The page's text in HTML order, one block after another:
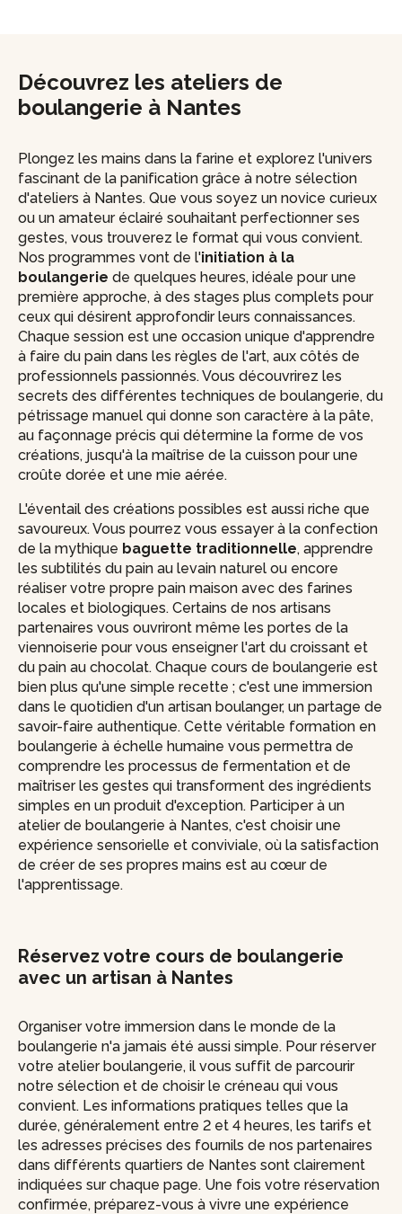
Découvrez les ateliers de
boulangerie à Nantes
Plongez les mains dans la farine et explorez l'univers
fascinant de la panification grâce à notre sélection
d'ateliers à Nantes. Que vous soyez un novice curieux
ou un amateur éclairé souhaitant perfectionner ses
gestes, vous trouverez le format qui vous convient.
Nos programmes vont de l'initiation à la
boulangerie de quelques heures, idéale pour une
première approche, à des stages plus complets pour
ceux qui désirent approfondir leurs connaissances.
Chaque session est une occasion unique d'apprendre
à faire du pain dans les règles de l'art, aux côtés de
professionnels passionnés. Vous découvrirez les
secrets des différentes techniques de boulangerie, du
pétrissage manuel qui donne son caractère à la pâte,
au façonnage précis qui détermine la forme de vos
créations, jusqu'à la maîtrise de la cuisson pour une
croûte dorée et une mie aérée.
L'éventail des créations possibles est aussi riche que
savoureux. Vous pourrez vous essayer à la confection
de la mythique baguette traditionnelle, apprendre
les subtilités du pain au levain naturel ou encore
réaliser votre propre pain maison avec des farines
locales et biologiques. Certains de nos artisans
partenaires vous ouvriront même les portes de la
viennoiserie pour vous enseigner l'art du croissant et
du pain au chocolat. Chaque cours de boulangerie est
bien plus qu'une simple recette ; c'est une immersion
dans le quotidien d'un artisan boulanger, un partage de
savoir-faire authentique. Cette véritable formation en
boulangerie à échelle humaine vous permettra de
comprendre les processus de fermentation et de
maîtriser les gestes qui transforment des ingrédients
simples en un produit d'exception. Participer à un
atelier de boulangerie à Nantes, c'est choisir une
expérience sensorielle et conviviale, où la satisfaction
de créer de ses propres mains est au cœur de
l'apprentissage.
Réservez votre cours de boulangerie
avec un artisan à Nantes
Organiser votre immersion dans le monde de la
boulangerie n'a jamais été aussi simple. Pour réserver
votre atelier boulangerie, il vous suffit de parcourir
notre sélection et de choisir le créneau qui vous
convient. Les informations pratiques telles que la
durée, généralement entre 2 et 4 heures, les tarifs et
les adresses précises des fournils de nos partenaires
dans différents quartiers de Nantes sont clairement
indiquées sur chaque page. Une fois votre réservation
confirmée, préparez-vous à vivre une expérience